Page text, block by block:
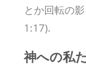
とか回転の
1:17).
神への私